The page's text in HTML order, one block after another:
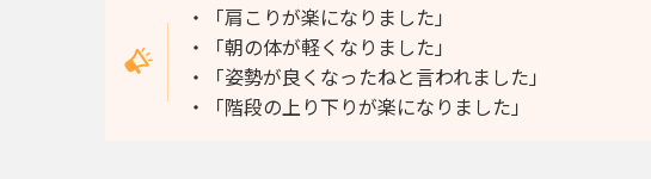
・「肩こりが楽になりました」
・「朝の体が軽くなりました」
・「姿勢が良くなったねと言われました」
・「階段の上り下りが楽になりました」